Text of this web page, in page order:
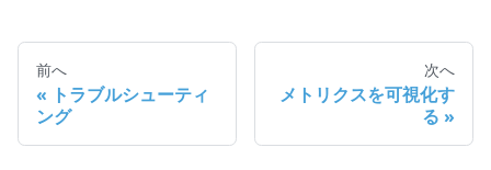
前へ
トラブルシューティ
ング
次へ
メトリクスを可視化す
る